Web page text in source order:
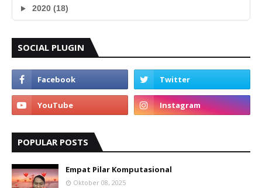
2020 (18)
SOCIAL PLUGIN
POPULAR POSTS
Empat Pilar Komputasional
Oktober 08, 2025